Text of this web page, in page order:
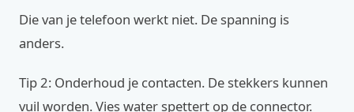
Die van je telefoon werkt niet. De spanning is
anders.
Tip 2: Onderhoud je contacten. De stekkers kunnen
vuil worden. Vies water spettert op de connector.